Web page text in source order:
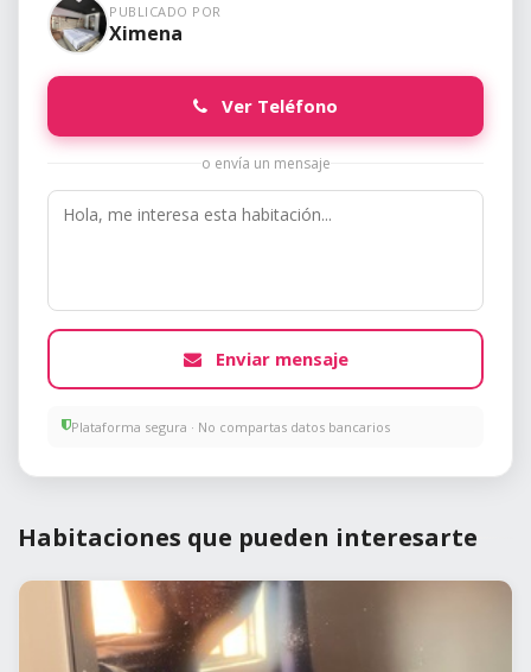
PUBLICADO POR
Ximena
Ver Teléfono
o envía un mensaje
Enviar mensaje
Plataforma segura · No compartas datos bancarios
Habitaciones que pueden interesarte